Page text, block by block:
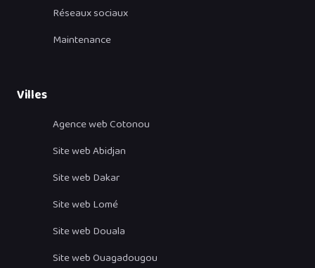
Réseaux sociaux
Maintenance
Villes
Agence web Cotonou
Site web Abidjan
Site web Dakar
Site web Lomé
Site web Douala
Site web Ouagadougou